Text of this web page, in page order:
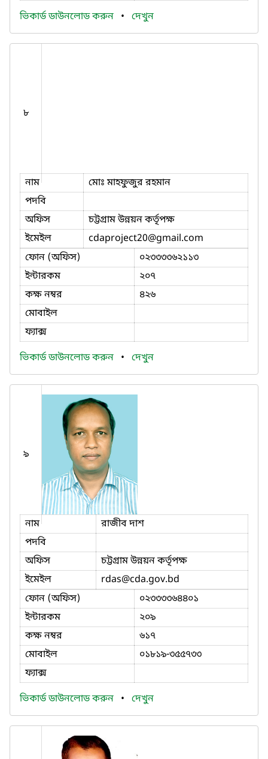
ভিকার্ড ডাউনলোড করুন • দেখুন
৮
নাম
মোঃ মাহফুজুর রহমান
পদবি
অফিস
চট্টগ্রাম উন্নয়ন কর্তৃপক্ষ
ইমেইল
cdaproject20@gmail.com
ফোন (অফিস)
০২৩৩৩৩৬২১১৩
ইন্টারকম
২০৭
কক্ষ নম্বর
৪২৬
মোবাইল
ফ্যাক্স
ভিকার্ড ডাউনলোড করুন • দেখুন
৯
নাম
রাজীব দাশ
পদবি
অফিস
চট্টগ্রাম উন্নয়ন কর্তৃপক্ষ
ইমেইল
rdas@cda.gov.bd
ফোন (অফিস)
০২৩৩৩৩৬৪৪০১
ইন্টারকম
২০৯
কক্ষ নম্বর
৬১৭
মোবাইল
০১৮১৯-৩৫৫৭৩৩
ফ্যাক্স
ভিকার্ড ডাউনলোড করুন • দেখুন